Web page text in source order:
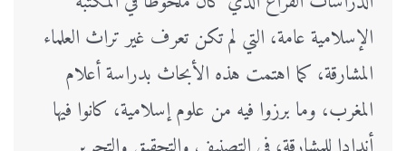
الإسلامية عامة، التي لم تكن تعرف غير تراث العلماء
المشارقة، كما اهتمت هذه الأبحاث بدراسة أعلام
المغرب، وما برزوا فيه من علوم إسلامية، كانوا فيها